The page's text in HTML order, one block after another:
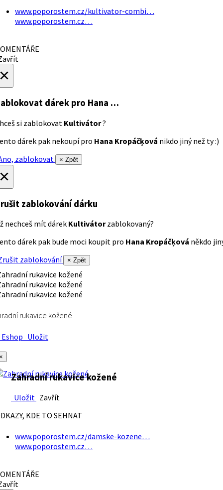
www.poporostem.cz/kultivator-combi…
www.poporostem.cz…
dárek pro Hana …
si zablokovat Kultivátor?
dárek pak nekoupí pro Hana Kropáčķová nikdo jiný než ty :)
zablokovat
× Zpět
zablokování dárku
nechceš mít dárek Kultivátorzablokovaný?
dárek pak bude moci koupit pro Hana Kropáčķová někdo
zablokování
× Zpět
rukavice kožené
Uložit
Zahradní rukavice kožené
Uložit Zavřít
KDE TO SEHNAT
www.poporostem.cz/damske-kozene…
www.poporostem.cz…